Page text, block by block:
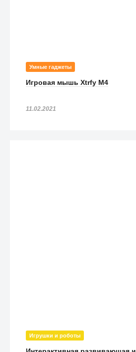
Умные гаджеты
Игровая мышь Xtrfy M4
11.02.2021
Игрушки и роботы